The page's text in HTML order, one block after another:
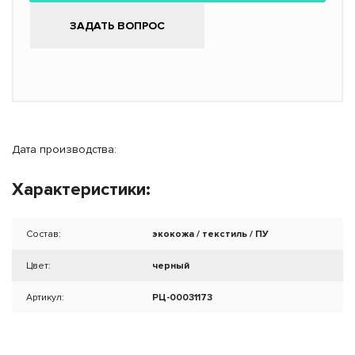
ЗАДАТЬ ВОПРОС
Дата производства:
Характеристики:
Состав: экокожа / текстиль / ПУ
Цвет: черный
Артикул: РЦ-00031173